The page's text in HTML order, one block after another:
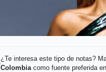
¿Te interesa este tipo de notas?
Colombiacomo fuente preferida